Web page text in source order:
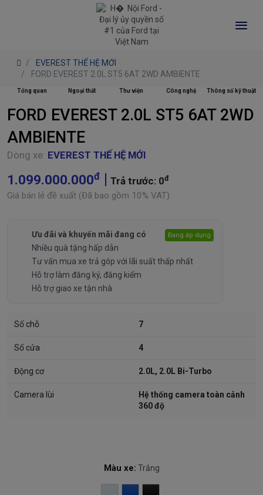
EVEREST THẾ HỆ MỚI
FORD EVEREST 2.0L ST5 6AT 2WD AMBIENTE
Tổng quan Ngoại thất Thư viện Công nghệ Thông số kỹ thuật
FORD EVEREST 2.0L ST5 6AT 2WD
AMBIENTE
Dòng xe: EVEREST THẾ HỆ MỚI
1.099.000.000đ Trả trước: 0đ
Giá bán lẻ đề xuất (Đã bao gồm 10% VAT)
Ưu đãi và khuyến mãi đang có
Nhiều quà tặng hấp dẫn
Tư vấn mua xe trả góp với lãi suất thấp nhất
Hỗ trợ làm đăng ký, đăng kiểm
Hỗ trợ giao xe tận nhà
Đang áp dụng
Số chỗ 7
Số cửa 4
Động cơ 2.0L, 2.0L Bi-Turbo
Camera lùi
Hệ thống camera toàn cảnh
360 độ
Màu xe: Trắng